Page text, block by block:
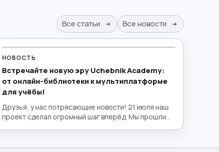
Все статьи Все новости
НОВОСТЬ
Встречайте новую эру Uchebnik Academy:
от онлайн-библиотеки к мультиплатформе
для учёбы!
Друзья, у нас потрясающие новости! 21 июля наш
проект сделал огромный шаг вперёд. Мы прошли
запустив полный интерактивный функционал!